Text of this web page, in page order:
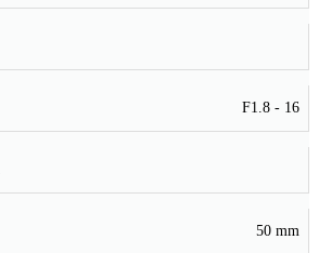
F1.8 - 16
50 mm